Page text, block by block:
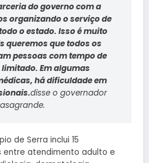
do governo com a
organizando o serviço de
o estado. Isso é muito
queremos que todos os
pessoas com tempo de
Em algumas
há dificuldade em
disse o governador
de Serra inclui 15
entre atendimento adulto e